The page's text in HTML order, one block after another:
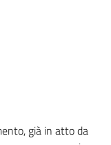
già in atto da